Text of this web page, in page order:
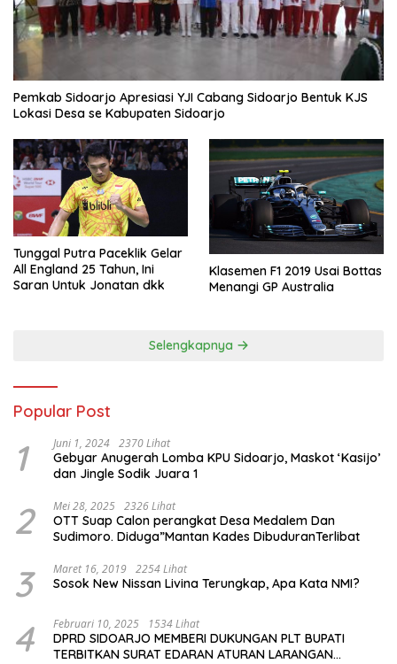
Pemkab Sidoarjo Apresiasi YJI Cabang Sidoarjo Bentuk KJS
Lokasi Desa se Kabupaten Sidoarjo
Tunggal Putra Paceklik Gelar
All England 25 Tahun, Ini
Saran Untuk Jonatan dkk
Klasemen F1 2019 Usai Bottas
Menangi GP Australia
Selengkapnya
Popular Post
1 Juni 1, 2024 2370 Lihat
Gebyar Anugerah Lomba KPU Sidoarjo, Maskot ‘Kasijo’
dan Jingle Sodik Juara 1
2 Mei 28, 2025 2326 Lihat
OTT Suap Calon perangkat Desa Medalem Dan
Sudimoro. Diduga”Mantan Kades DibuduranTerlibat
3 Maret 16, 2019 2254 Lihat
Sosok New Nissan Livina Terungkap, Apa Kata NMI?
4 Februari 10, 2025 1534 Lihat
DPRD SIDOARJO MEMBERI DUKUNGAN PLT BUPATI
TERBITKAN SURAT EDARAN ATURAN LARANGAN